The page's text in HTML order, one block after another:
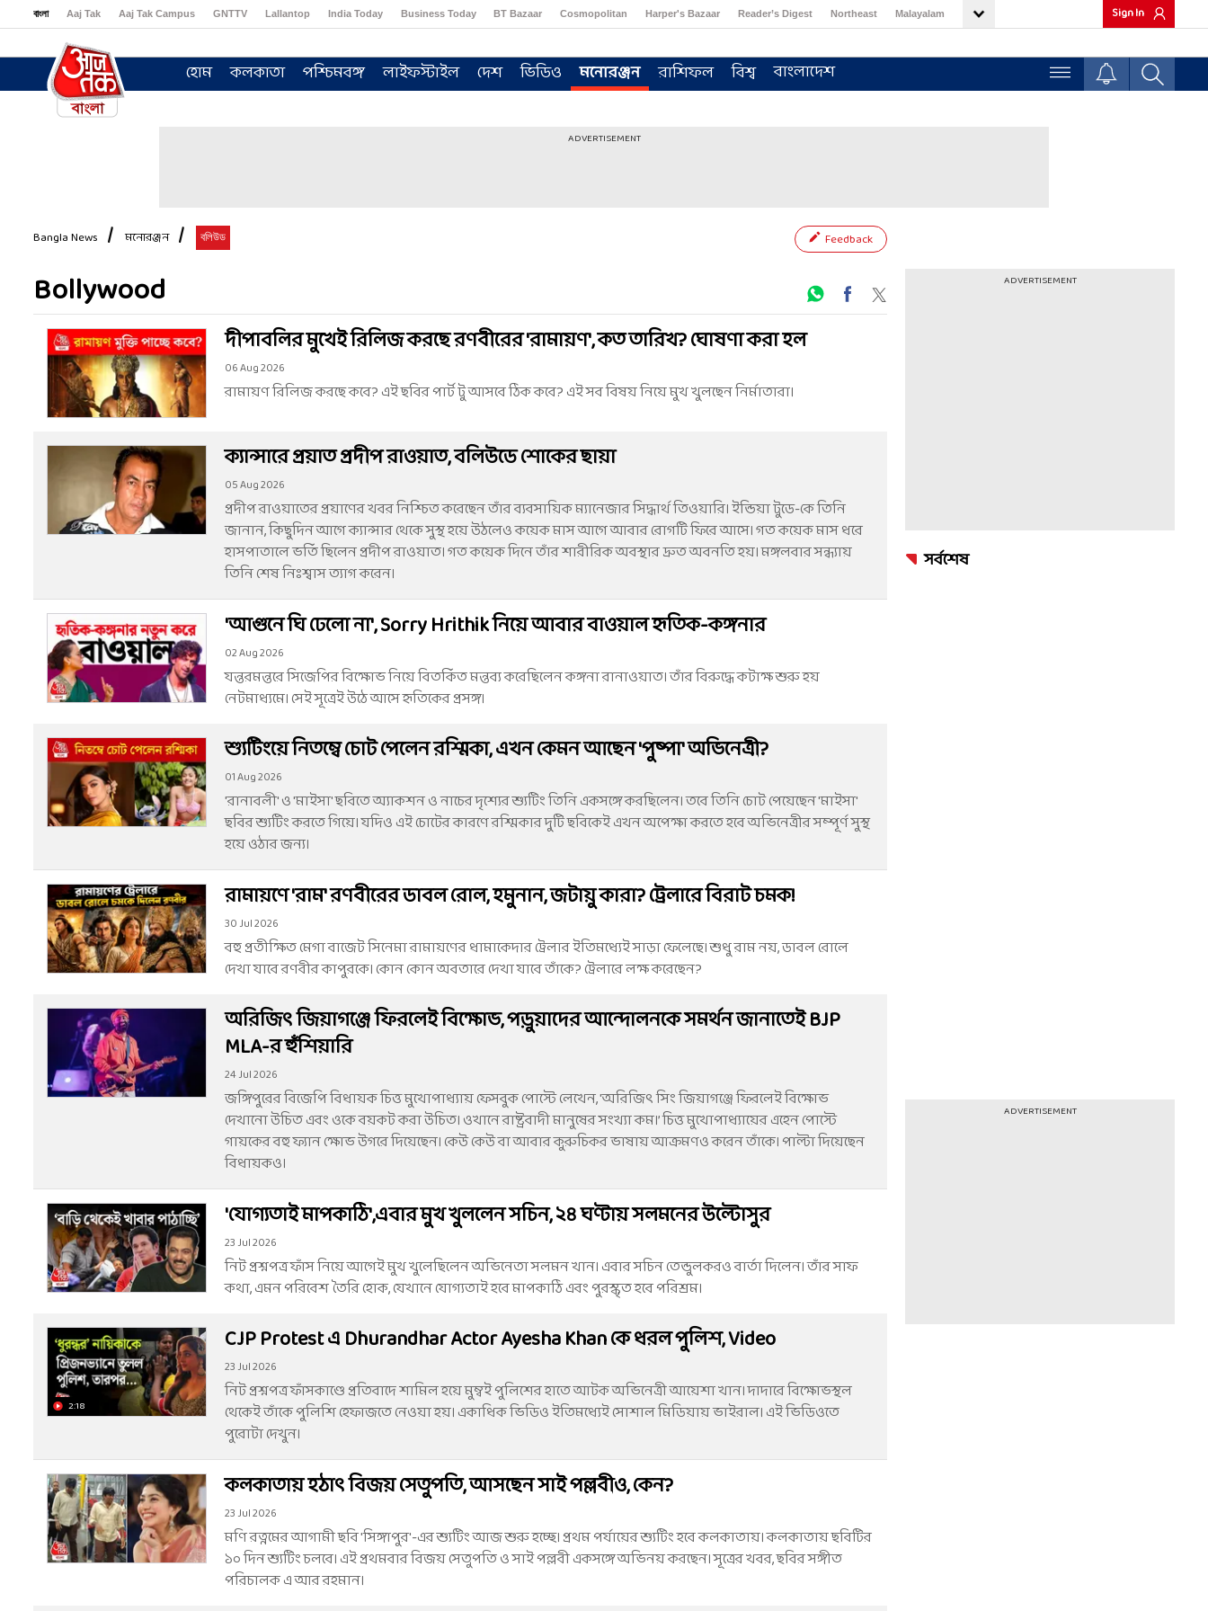
বাংলা Aaj Tak Aaj Tak Campus GNTTV Lallantop India Today Business Today BT Bazaar Cosmopolitan Harper's Bazaar Reader’s Digest Northeast Malayalam Sign In
হোম কলকাতা পশ্চিমবঙ্গ লাইফস্টাইল দেশ ভিডিও মনোরঞ্জন রাশিফল বিশ্ব বাংলাদেশ
ADVERTISEMENT
Bangla News মনোরঞ্জন বলিউড Feedback
Bollywood
দীপাবলির মুখেই রিলিজ করছে রণবীরের 'রামায়ণ', কত তারিখ? ঘোষণা করা হল
06 Aug 2026
রামায়ণ রিলিজ করছে কবে? এই ছবির পার্ট টু আসবে ঠিক কবে? এই সব বিষয় নিয়ে মুখ খুলছেন নির্মাতারা।
ক্যান্সারে প্রয়াত প্রদীপ রাওয়াত, বলিউডে শোকের ছায়া
05 Aug 2026
প্রদীপ রাওয়াতের প্রয়াণের খবর নিশ্চিত করেছেন তাঁর ব্যবসায়িক ম্যানেজার সিদ্ধার্থ তিওয়ারি। ইন্ডিয়া টুডে-কে তিনি
জানান, কিছুদিন আগে ক্যান্সার থেকে সুস্থ হয়ে উঠলেও কয়েক মাস আগে আবার রোগটি ফিরে আসে। গত কয়েক মাস ধরে
হাসপাতালে ভর্তি ছিলেন প্রদীপ রাওয়াত। গত কয়েক দিনে তাঁর শারীরিক অবস্থার দ্রুত অবনতি হয়। মঙ্গলবার সন্ধ্যায়
তিনি শেষ নিঃশ্বাস ত্যাগ করেন।
'আগুনে ঘি ঢেলো না', Sorry Hrithik নিয়ে আবার বাওয়াল হৃতিক-কঙ্গনার
02 Aug 2026
যন্তরমন্তরে সিজেপির বিক্ষোভ নিয়ে বিতর্কিত মন্তব্য করেছিলেন কঙ্গনা রানাওয়াত। তাঁর বিরুদ্ধে কটাক্ষ শুরু হয়
নেটমাধ্যমে। সেই সূত্রেই উঠে আসে হৃতিকের প্রসঙ্গ।
শ্যুটিংয়ে নিতম্বে চোট পেলেন রশ্মিকা, এখন কেমন আছেন 'পুষ্পা' অভিনেত্রী?
01 Aug 2026
'রানাবলী' ও 'মাইসা' ছবিতে অ্যাকশন ও নাচের দৃশ্যের শ্যুটিং তিনি একসঙ্গে করছিলেন। তবে তিনি চোট পেয়েছেন 'মাইসা'
ছবির শ্যুটিং করতে গিয়ে। যদিও এই চোটের কারণে রশ্মিকার দুটি ছবিকেই এখন অপেক্ষা করতে হবে অভিনেত্রীর সম্পূর্ণ সুস্থ
হয়ে ওঠার জন্য।
রামায়ণে 'রাম' রণবীরের ডাবল রোল, হমুনান, জটায়ু কারা? ট্রেলারে বিরাট চমক!
30 Jul 2026
বহু প্রতীক্ষিত মেগা বাজেট সিনেমা রামায়ণের ধামাকেদার ট্রেলার ইতিমধ্যেই সাড়া ফেলেছে। শুধু রাম নয়, ডাবল রোলে
দেখা যাবে রণবীর কাপুরকে। কোন কোন অবতারে দেখা যাবে তাঁকে? ট্রেলারে লক্ষ করেছেন?
অরিজিত্‍ জিয়াগঞ্জে ফিরলেই বিক্ষোভ, পড়ুয়াদের আন্দোলনকে সমর্থন জানাতেই BJP
MLA-র হুঁশিয়ারি
24 Jul 2026
জঙ্গিপুরের বিজেপি বিধায়ক চিত্ত মুখোপাধ্যায় ফেসবুক পোস্টে লেখেন, 'অরিজিৎ সিং জিয়াগঞ্জে ফিরলেই বিক্ষোভ
দেখানো উচিত এবং ওকে বয়কট করা উচিত। ওখানে রাষ্ট্রবাদী মানুষের সংখ্যা কম।’ চিত্ত মুখোপাধ্যায়ের এহেন পোস্টে
গায়কের বহু ফ্যান ক্ষোভ উগরে দিয়েছেন। কেউ কেউ বা আবার কুরুচিকর ভাষায় আক্রমণও করেন তাঁকে। পাল্টা দিয়েছেন
বিধায়কও।
'যোগ্যতাই মাপকাঠি',এবার মুখ খুললেন সচিন, ২৪ ঘণ্টায় সলমনের উল্টোসুর
23 Jul 2026
নিট প্রশ্নপত্র ফাঁস নিয়ে আগেই মুখ খুলেছিলেন অভিনেতা সলমন খান। এবার সচিন তেন্ডুলকরও বার্তা দিলেন। তাঁর সাফ
কথা, এমন পরিবেশ তৈরি হোক, যেখানে যোগ্যতাই হবে মাপকাঠি এবং পুরস্কৃত হবে পরিশ্রম।
2:18
CJP Protest এ Dhurandhar Actor Ayesha Khan কে ধরল পুলিশ, Video
23 Jul 2026
নিট প্রশ্নপত্র ফাঁসকাণ্ডে প্রতিবাদে শামিল হয়ে মুম্বই পুলিশের হাতে আটক অভিনেত্রী আয়েশা খান। দাদারে বিক্ষোভস্থল
থেকেই তাঁকে পুলিশি হেফাজতে নেওয়া হয়। একাধিক ভিডিও ইতিমধ্যেই সোশাল মিডিয়ায় ভাইরাল। এই ভিডিওতে
পুরোটা দেখুন।
কলকাতায় হঠাত্‍ বিজয় সেতুপতি, আসছেন সাই পল্লবীও, কেন?
23 Jul 2026
মণি রত্নমের আগামী ছবি 'সিঙ্গাপুর'-এর শ্যুটিং আজ শুরু হচ্ছে। প্রথম পর্যায়ের শ্যুটিং হবে কলকাতায়। কলকাতায় ছবিটির
১০ দিন শ্যুটিং চলবে। এই প্রথমবার বিজয় সেতুপতি ও সাই পল্লবী একসঙ্গে অভিনয় করছেন। সূত্রের খবর, ছবির সঙ্গীত
পরিচালক এ আর রহমান।
ADVERTISEMENT
সর্বশেষ
ADVERTISEMENT